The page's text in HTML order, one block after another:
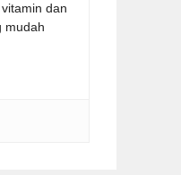
dan
mudah